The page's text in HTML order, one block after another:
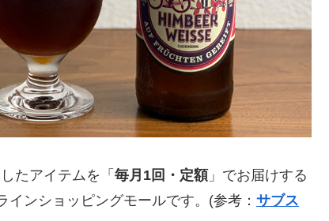
たアイテムを「 毎月1回・定額 」でお届けする
インショッピングモールです。(参考： サブス